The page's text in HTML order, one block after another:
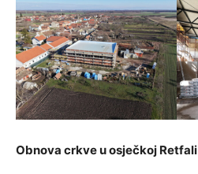
Obnova crkve u osječkoj Retfali